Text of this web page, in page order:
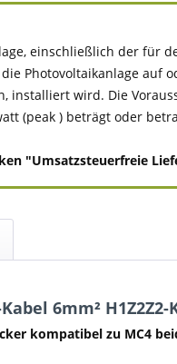
einschließlich der für
Photovoltaikanlage
wird. Die
(peak ) beträgt oder
"Umsatzsteuerfreie
6mm²
kompatibel zu MC4